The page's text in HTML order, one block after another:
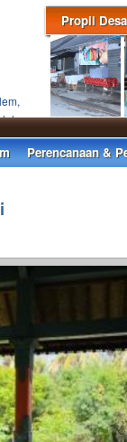
Propil Desa
Perencanaan &